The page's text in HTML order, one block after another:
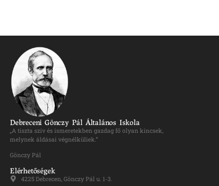
Debreceni Gönczy Pál Általános Iskola
„A tiszta szív és ismeretekben gazdag fő olyan kincsek,
melynek áldásai végnélküliek.”
Gönczy Pál
Elérhetőségek
4225 Debrecen, Gönczy Pál u. 1-3.